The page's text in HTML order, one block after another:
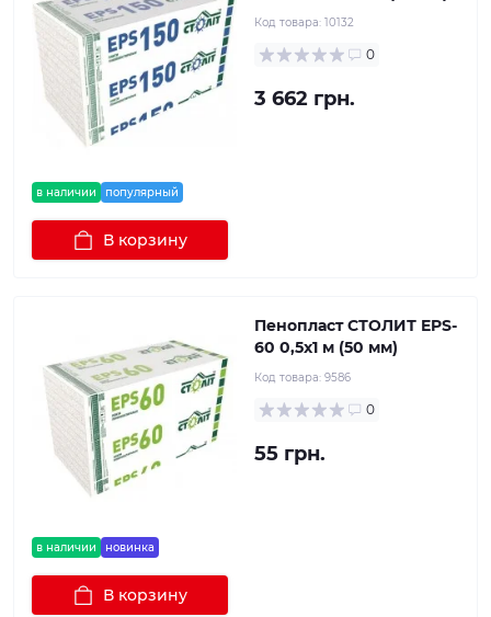
в наличии популярный
Код товара: 10132
0
3 662 грн.
В корзину
в наличии новинка
Пенопласт СТОЛИТ EPS-
60 0,5x1 м (50 мм)
Код товара: 9586
0
55 грн.
В корзину